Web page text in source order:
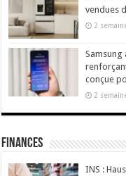
vendues
2
Samsung
conçue
2
Finances
INS :